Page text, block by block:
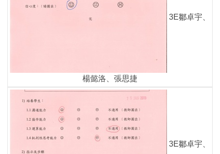
3E鄒卓宇、
楊懿洛、張思捷
3E鄒卓宇、